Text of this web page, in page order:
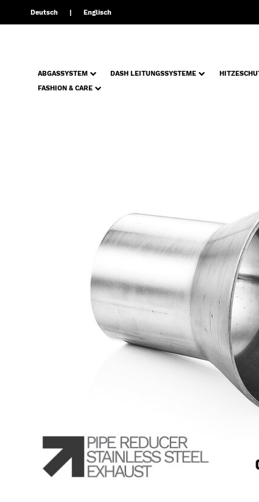
Deutsch Englisch
ABGASSYSTEM DASH LEITUNGSSYSTEME
FASHION & CARE